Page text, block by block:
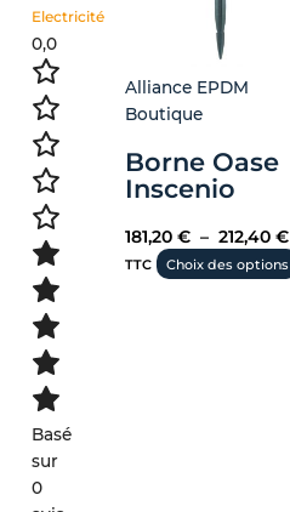
Electricité
0,0
Basé
sur
0
Alliance EPDM
Boutique
Borne Oase
Inscenio
181,20 € – 212,40 €
TTC Choix des options